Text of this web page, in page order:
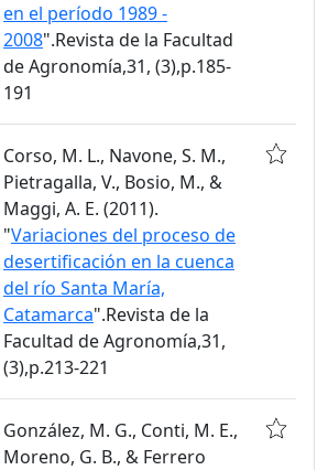
en el período 1989 -
2008".Revista de la Facultad
de Agronomía,31, (3),p.185-
191
Corso, M. L., Navone, S. M.,
Pietragalla, V., Bosio, M., &
Maggi, A. E. (2011).
"Variaciones del proceso de
desertificación en la cuenca
del río Santa María,
Catamarca".Revista de la
Facultad de Agronomía,31,
(3),p.213-221
González, M. G., Conti, M. E.,
Moreno, G. B., & Ferrero